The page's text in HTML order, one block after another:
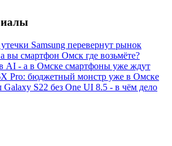
Samsung перевернут рынок
вы смартфон Омск где возьмёте?
AI - а в Омске смартфоны уже ждут
Pro: бюджетный монстр уже в Омске
Galaxy S22 без One UI 8.5 - в чём дело